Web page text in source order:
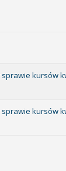
kursów
kursów